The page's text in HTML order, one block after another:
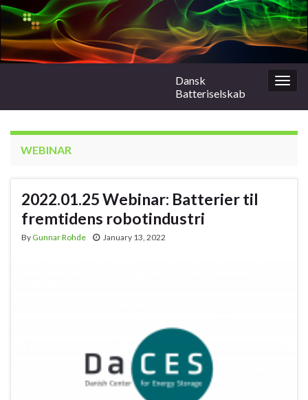
Dansk
Batteriselskab
WEBINAR
2022.01.25 Webinar: Batterier til
fremtidens robotindustri
By Gunnar Rohde January 13, 2022